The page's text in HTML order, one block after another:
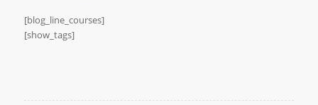
[blog_line_courses]
[show_tags]